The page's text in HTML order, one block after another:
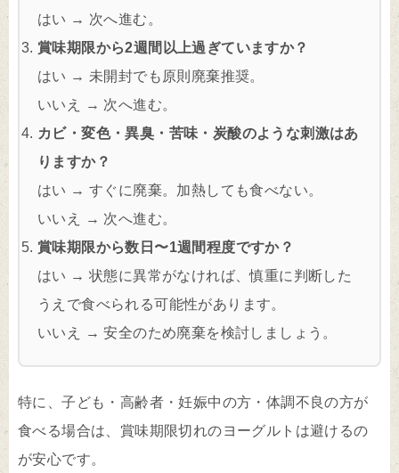
はい → 次へ進む。
賞味期限から2週間以上過ぎていますか？
はい → 未開封でも原則廃棄推奨。
いいえ → 次へ進む。
カビ・変色・異臭・苦味・炭酸のような刺激はあ
りますか？
はい → すぐに廃棄。加熱しても食べない。
いいえ → 次へ進む。
賞味期限から数日〜1週間程度ですか？
はい → 状態に異常がなければ、慎重に判断した
うえで食べられる可能性があります。
いいえ → 安全のため廃棄を検討しましょう。
特に、子ども・高齢者・妊娠中の方・体調不良の方が
食べる場合は、賞味期限切れのヨーグルトは避けるの
が安心です。